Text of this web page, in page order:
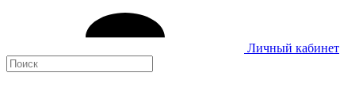
Личный кабинет